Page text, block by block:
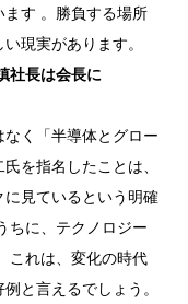
す 。勝負する場所
現実があります。
社長は会長に
く「半導体とグロー
を指名したことは、
見ているという明確
ちに、テクノロジー
これは、変化の時代
と言えるでしょう。